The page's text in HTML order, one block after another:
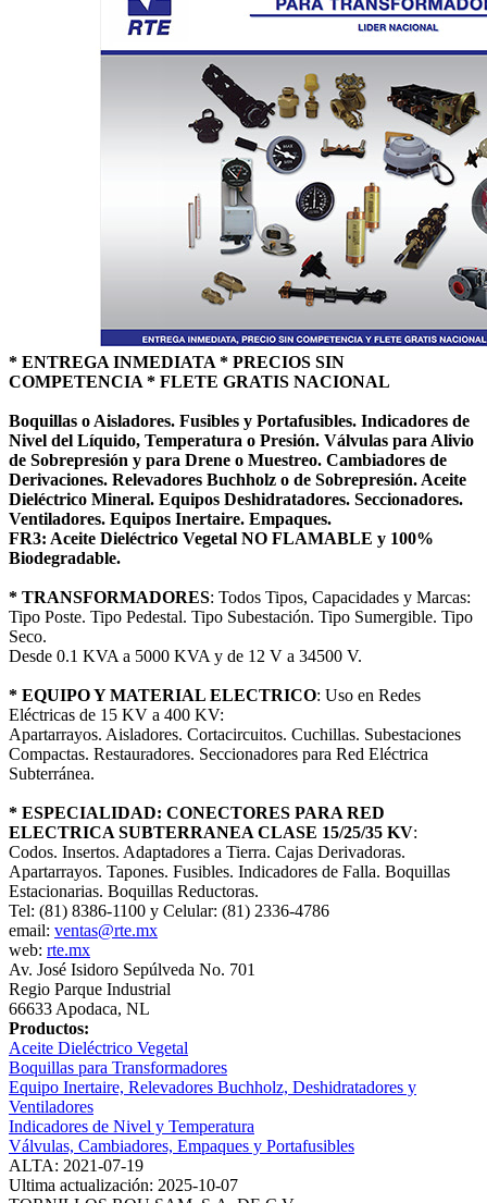
* ENTREGA INMEDIATA * PRECIOS SIN
COMPETENCIA * FLETE GRATIS NACIONAL
Boquillas o Aisladores. Fusibles y Portafusibles. Indicadores de
Nivel del Líquido, Temperatura o Presión. Válvulas para Alivio
de Sobrepresión y para Drene o Muestreo. Cambiadores de
Derivaciones. Relevadores Buchholz o de Sobrepresión. Aceite
Dieléctrico Mineral. Equipos Deshidratadores. Seccionadores.
Ventiladores. Equipos Inertaire. Empaques.
FR3: Aceite Dieléctrico Vegetal NO FLAMABLE y 100%
Biodegradable.
* TRANSFORMADORES: Todos Tipos, Capacidades y Marcas:
Tipo Poste. Tipo Pedestal. Tipo Subestación. Tipo Sumergible. Tipo
Seco.
Desde 0.1 KVA a 5000 KVA y de 12 V a 34500 V.
* EQUIPO Y MATERIAL ELECTRICO: Uso en Redes
Eléctricas de 15 KV a 400 KV:
Apartarrayos. Aisladores. Cortacircuitos. Cuchillas. Subestaciones
Compactas. Restauradores. Seccionadores para Red Eléctrica
Subterránea.
* ESPECIALIDAD: CONECTORES PARA RED
ELECTRICA SUBTERRANEA CLASE 15/25/35 KV:
Codos. Insertos. Adaptadores a Tierra. Cajas Derivadoras.
Apartarrayos. Tapones. Fusibles. Indicadores de Falla. Boquillas
Estacionarias. Boquillas Reductoras.
Tel: (81) 8386-1100 y Celular: (81) 2336-4786
email: ventas@rte.mx
web: rte.mx
Av. José Isidoro Sepúlveda No. 701
Regio Parque Industrial
66633 Apodaca, NL
Productos:
Aceite Dieléctrico Vegetal
Boquillas para Transformadores
Equipo Inertaire, Relevadores Buchholz, Deshidratadores y
Ventiladores
Indicadores de Nivel y Temperatura
Válvulas, Cambiadores, Empaques y Portafusibles
ALTA: 2021-07-19
Ultima actualización: 2025-10-07